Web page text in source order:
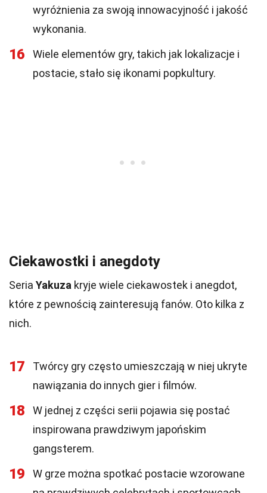
wyróżnienia za swoją innowacyjność i jakość
wykonania.
16
Wiele elementów gry, takich jak lokalizacje i
postacie, stało się ikonami popkultury.
Ciekawostki i anegdoty
Seria Yakuza kryje wiele ciekawostek i anegdot,
które z pewnością zainteresują fanów. Oto kilka z
nich.
17
Twórcy gry często umieszczają w niej ukryte
nawiązania do innych gier i filmów.
18
W jednej z części serii pojawia się postać
inspirowana prawdziwym japońskim
gangsterem.
19
W grze można spotkać postacie wzorowane